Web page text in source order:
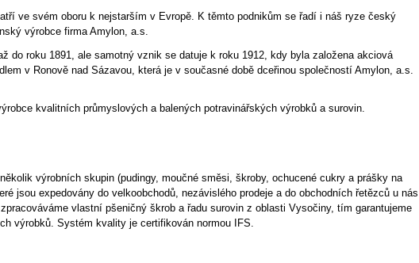
ve svém oboru k nejstarším v Evropě. K těmto podnikům se řadí i náš ryze český
výrobce firma Amylon, a.s.
do roku 1891, ale samotný vznik se datuje k roku 1912, kdy byla založena akciová
v Ronově nad Sázavou, která je v současné době dceřinou společností Amylon, a.s.
kvalitních průmyslových a balených potravinářských výrobků a surovin.
výrobních skupin (pudingy, moučné směsi, škroby, ochucené cukry a prášky na
jsou expedovány do velkoobchodů, nezávislého prodeje a do obchodních řetězců u nás
vlastní pšeničný škrob a řadu surovin z oblasti Vysočiny, tím garantujeme
výrobků. Systém kvality je certifikován normou IFS.